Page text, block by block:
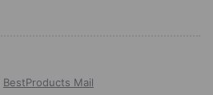
BestProducts Mail